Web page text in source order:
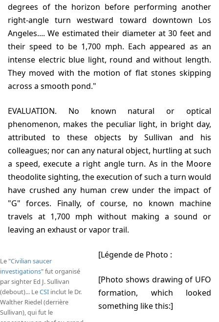
degrees of the horizon before performing another
right-angle turn westward toward downtown Los
Angeles.... We estimated their diameter at 30 feet and
their speed to be 1,700 mph. Each appeared as an
intense electric blue light, round and without length.
They moved with the motion of flat stones skipping
across a smooth pond."
EVALUATION. No known natural or optical
phenomenon, makes the peculiar light, in bright day,
attributed to these objects by Sullivan and his
colleagues; nor can any natural object, hurtling at such
a speed, execute a right angle turn. As in the Moore
theodolite sighting, the execution of such a turn would
have crushed any human crew under the impact of
"G" forces. Finally, of course, no known machine
travels at 1,700 mph without making a sound or
leaving an exhaust or vapor trail.
Le "Civilian saucer
investigations" fut organisé
par sighter Ed J. Sullivan
(debout)... LeCSI inclut le Dr.
Walther Riedel (derrière
Sullivan), qui fut le
[Légende de Photo :
[Photo shows drawing of UFO
formation, which looked
something like this:]